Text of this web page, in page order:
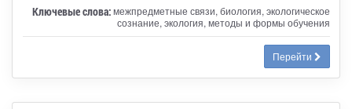
Ключевые слова:межпредметные связи, биология, экологическое
сознание, экология, методы и формы обучения
Перейти